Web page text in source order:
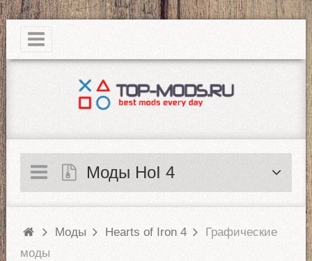
|
Моды HoI 4
Моды Hearts of Iron 4
Графические
моды